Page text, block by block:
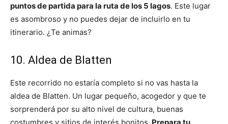
puntos de partida para la ruta de los 5 lagos. Este lugar
es asombroso y no puedes dejar de incluirlo en tu
itinerario. ¿Te animas?
10. Aldea de Blatten
Este recorrido no estaría completo si no vas hasta la
aldea de Blatten. Un lugar pequeño, acogedor y que te
sorprenderá por su alto nivel de cultura, buenas